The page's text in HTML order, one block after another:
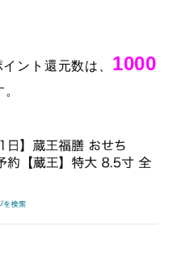
ント還元数は、 1000